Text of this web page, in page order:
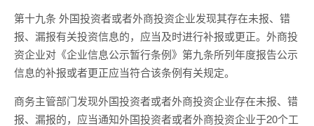
第十九条 外国投资者或者外商投资企业发现其存在未报、错
报、漏报有关投资信息的，应当及时进行补报或更正。外商投
资企业对《企业信息公示暂行条例》第九条所列年度报告公示
信息的补报或者更正应当符合该条例有关规定。
商务主管部门发现外国投资者或者外商投资企业存在未报、错
报、漏报的，应当通知外国投资者或者外商投资企业于20个工